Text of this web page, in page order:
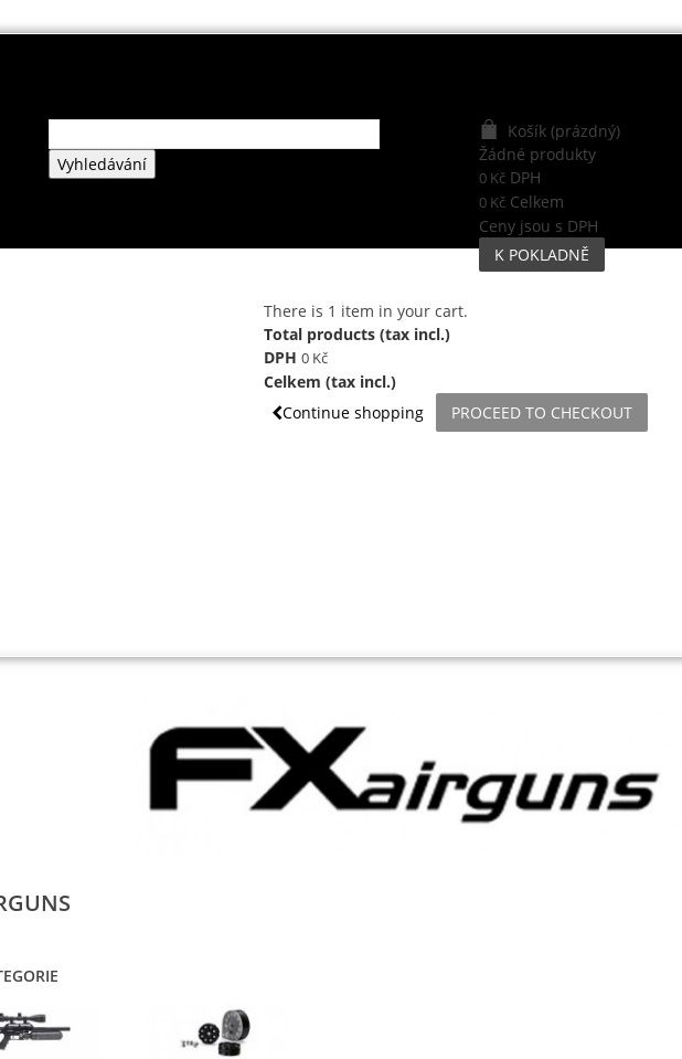
Vyhledávání
Košík (prázdný)
Žádné produkty
0 Kč DPH
0 Kč Celkem
Ceny jsou s DPH
K POKLADNĚ
There is 1 item in your cart.
Total products (tax incl.)
DPH 0 Kč
Celkem (tax incl.)
Continue shopping
PROCEED TO CHECKOUT